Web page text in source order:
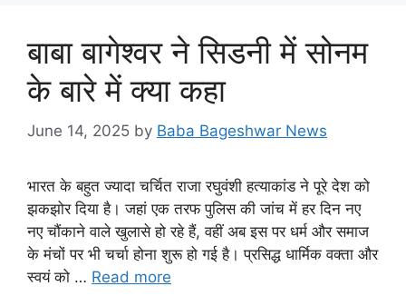
बाबा बागेश्वर ने सिडनी में सोनम
के बारे में क्या कहा
June 14, 2025 by Baba Bageshwar News
भारत के बहुत ज्यादा चर्चित राजा रघुवंशी हत्याकांड ने पूरे देश को
झकझोर दिया है। जहां एक तरफ पुलिस की जांच में हर दिन नए
नए चौंकाने वाले खुलासे हो रहे हैं, वहीं अब इस पर धर्म और समाज
के मंचों पर भी चर्चा होना शुरू हो गई है। प्रसिद्ध धार्मिक वक्ता और
स्वयं को … Read more